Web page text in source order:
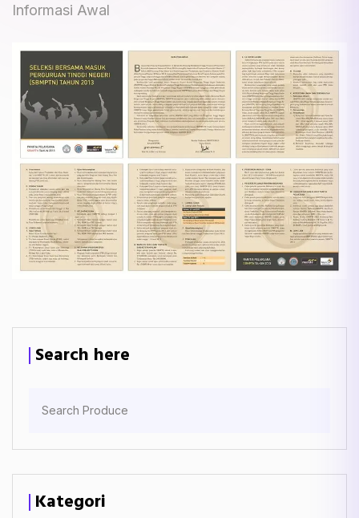
Informasi Awal
Search here
Kategori